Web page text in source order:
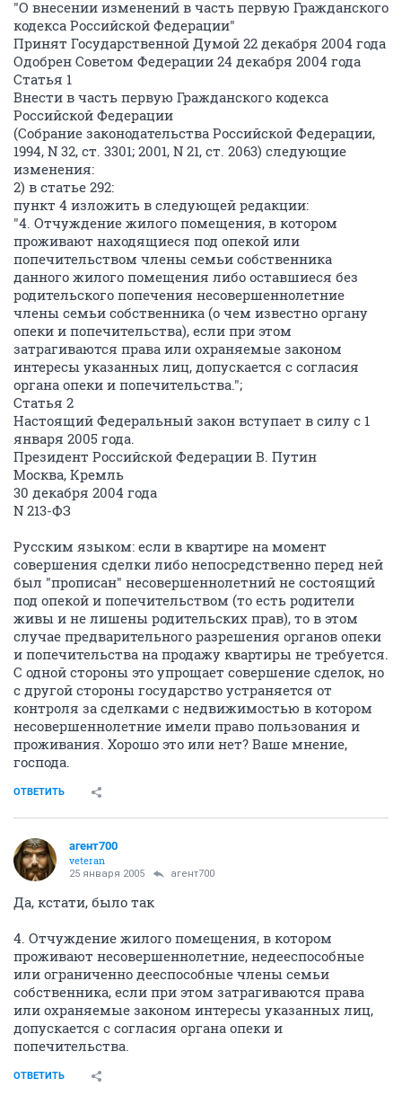
"О внесении изменений в часть первую Гражданского
кодекса Российской Федерации"
Принят Государственной Думой 22 декабря 2004 года
Одобрен Советом Федерации 24 декабря 2004 года
Статья 1
Внести в часть первую Гражданского кодекса
Российской Федерации
(Собрание законодательства Российской Федерации,
1994, N 32, ст. 3301; 2001, N 21, ст. 2063) следующие
изменения:
2) в статье 292:
пункт 4 изложить в следующей редакции:
"4. Отчуждение жилого помещения, в котором
проживают находящиеся под опекой или
попечительством члены семьи собственника
данного жилого помещения либо оставшиеся без
родительского попечения несовершеннолетние
члены семьи собственника (о чем известно органу
опеки и попечительства), если при этом
затрагиваются права или охраняемые законом
интересы указанных лиц, допускается с согласия
органа опеки и попечительства.";
Статья 2
Настоящий Федеральный закон вступает в силу с 1
января 2005 года.
Президент Российской Федерации В. Путин
Москва, Кремль
30 декабря 2004 года
N 213-ФЗ
Русским языком: если в квартире на момент
совершения сделки либо непосредственно перед ней
был "прописан" несовершеннолетний не состоящий
под опекой и попечительством (то есть родители
живы и не лишены родительских прав), то в этом
случае предварительного разрешения органов опеки
и попечительства на продажу квартиры не требуется.
С одной стороны это упрощает совершение сделок, но
с другой стороны государство устраняется от
контроля за сделками с недвижимостью в котором
несовершеннолетние имели право пользования и
проживания. Хорошо это или нет? Ваше мнение,
господа.
ОТВЕТИТЬ
агент700
veteran
25 января 2005 агент700
Да, кстати, было так
4. Отчуждение жилого помещения, в котором
проживают несовершеннолетние, недееспособные
или ограниченно дееспособные члены семьи
собственника, если при этом затрагиваются права
или охраняемые законом интересы указанных лиц,
допускается с согласия органа опеки и
попечительства.
ОТВЕТИТЬ